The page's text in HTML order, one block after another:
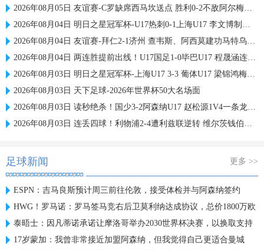
2026年08月05日 友谊赛-C罗缺席西马坎送点 胜利0-2不敌阿尔梅里亚
2026年08月04日 明日之星冠军杯-U17热刺0-1上海U17 李文博制胜球
2026年08月04日 友谊赛-拜仁2-1济州 查韦斯、阿西莫建功马特乌斯彩虹过人送助攻
2026年08月04日 两连胜提前出线！U17国足1-0毕巴U17 程晟涵连场破门赵松源中楣
2026年08月03日 明日之星冠军杯-上海U17 3-3 葡体U17 梁锦鸿梅开二度
2026年08月03日 天下足球-2026年世界杯50大名场面
2026年08月03日 读秒绝杀！国少3-2阿森纳U17 赵松源1V4一条龙+造乌龙 程晟涵绝杀
2026年08月03日 连丢四球！利物浦2-4遭利兹联逆转 维尔茨钱伯斯破门凯尔凯兹失误
足球新闻 更多 >>
ESPN：吉马良斯预计周三前往伦敦，接受体检并与阿森纳签约
HWG！罗马诺：罗马签马竞右后卫莫利纳达成协议，总价1800万欧
泰晤士：因凡蒂诺承诺让摩洛哥举办2030世界杯决赛，以换取支持
17岁蒙加：我曾非常接近加盟阿森纳，但我觉得自己更适合曼城